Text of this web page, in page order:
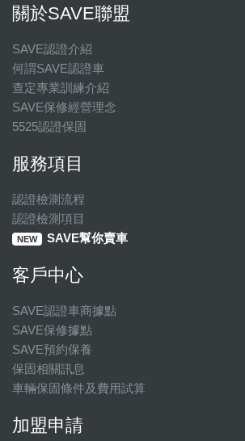
關於SAVE聯盟
SAVE認證介紹
何謂SAVE認證車
查定專業訓練介紹
SAVE保修經營理念
5525認證保固
服務項目
認證檢測流程
認證檢測項目
NEW SAVE幫你賣車
客戶中心
SAVE認證車商據點
SAVE保修據點
SAVE預約保養
保固相關訊息
車輛保固條件及費用試算
加盟申請